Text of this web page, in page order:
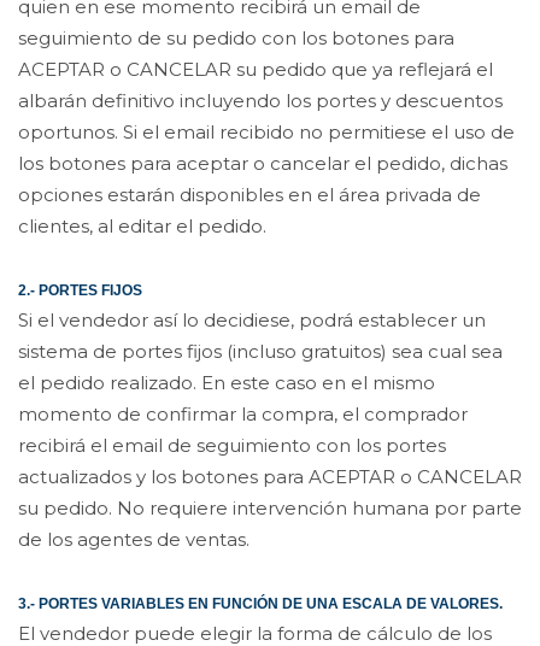
quien en ese momento recibirá un email de
seguimiento de su pedido con los botones para
ACEPTAR o CANCELAR su pedido que ya reflejará el
albarán definitivo incluyendo los portes y descuentos
oportunos. Si el email recibido no permitiese el uso de
los botones para aceptar o cancelar el pedido, dichas
opciones estarán disponibles en el área privada de
clientes, al editar el pedido.
2.- PORTES FIJOS
Si el vendedor así lo decidiese, podrá establecer un
sistema de portes fijos (incluso gratuitos) sea cual sea
el pedido realizado. En este caso en el mismo
momento de confirmar la compra, el comprador
recibirá el email de seguimiento con los portes
actualizados y los botones para ACEPTAR o CANCELAR
su pedido. No requiere intervención humana por parte
de los agentes de ventas.
3.- PORTES VARIABLES EN FUNCIÓN DE UNA ESCALA DE VALORES.
El vendedor puede elegir la forma de cálculo de los